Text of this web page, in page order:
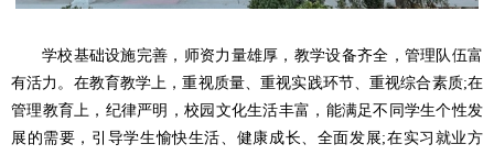
学校基础设施完善，师资力量雄厚，教学设备齐全，管理队伍富
有活力。在教育教学上，重视质量、重视实践环节、重视综合素质;在
管理教育上，纪律严明，校园文化生活丰富，能满足不同学生个性发
展的需要，引导学生愉快生活、健康成长、全面发展;在实习就业方